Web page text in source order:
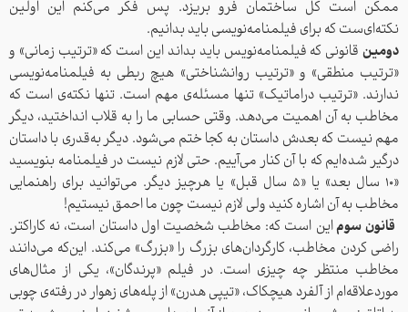
ممکن است کل ساختمان فرو بریزد. پس فکر می‌کنم این اولین
نکته‌ای‌ست که برای فیلمنامه‌نویسی باید بدانیم.
دومین قانونی که فیلمنامه‌نویس باید بداند این است که «ترتیب زمانی» و
«ترتیب منطقی» و «ترتیب روانشناختی» هیچ ربطی به فیلمنامه‌نویسی
ندارند. «ترتیب دراماتیک» تنها مسئله‌ی مهم است. تنها نکته‌ی است که
مخاطب به آن اهمیت می‌دهد. وقتی حسابی ما را به قلاب انداختید، دیگر
مهم نیست که بعدش داستان به کجا ختم می‌شود. دیگر به‌قدری با داستان
درگیر شد‌ه‌ایم که با آن کنار می‌آییم. حتی لازم نیست در فیلمنامه بنویسید
«۱۰ سال بعد» یا «۵ سال قبل» یا هرچیز دیگر. می‌توانید برای راهنمایی
مخاطب به آن اشاره کنید ولی لازم نیست چون ما احمق نیستیم!
قانون سوماین است که: مخاطب شخصیت اول داستان است، نه کاراکتر.
راضی کردن مخاطب، کارگردان‌های بزرگ را «بزرگ» می‌کند. این‌که می‌دانند
مخاطب منتظر چه چیزی است. در فیلم «پرندگان»، یکی از مثال‌های
موردعلاقه‌ام از آلفرد هیچکاک، «تیپی هدرن» از پله‌های زهوار در رفته‌ی چوبی